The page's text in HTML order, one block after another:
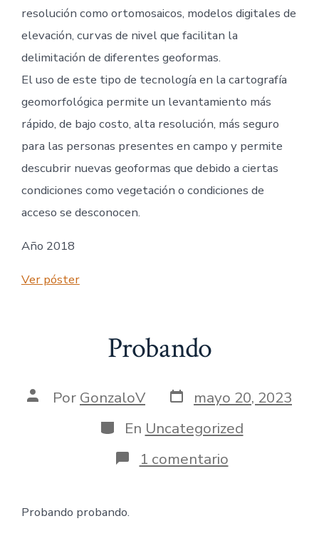
resolución como ortomosaicos, modelos digitales de
elevación, curvas de nivel que facilitan la
delimitación de diferentes geoformas.
El uso de este tipo de tecnología en la cartografía
geomorfológica permite un levantamiento más
rápido, de bajo costo, alta resolución, más seguro
para las personas presentes en campo y permite
descubrir nuevas geoformas que debido a ciertas
condiciones como vegetación o condiciones de
acceso se desconocen.
Año 2018
Ver póster
Probando
AutorPor GonzaloV Fecha
de
publicación
mayo 20, 2023
Categorías
En Uncategorized
1 comentarioen
Probando
Probando probando.